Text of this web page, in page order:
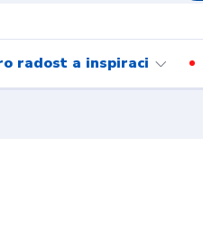
radost a inspiraci